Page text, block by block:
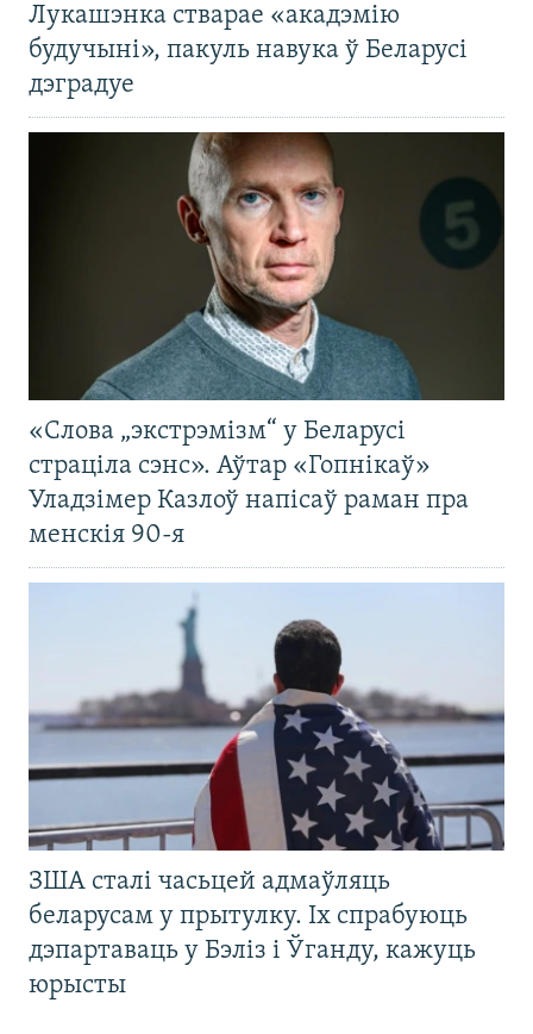
Лукашэнка стварае «акадэмію
будучыні», пакуль навука ў Беларусі
дэградуе
«Слова „экстрэмізм“ у Беларусі
страціла сэнс». Аўтар «Гопнікаў»
Уладзімер Казлоў напісаў раман пра
менскія 90-я
ЗША сталі часьцей адмаўляць
беларусам у прытулку. Іх спрабуюць
дэпартаваць у Бэліз і Ўганду, кажуць
юрысты